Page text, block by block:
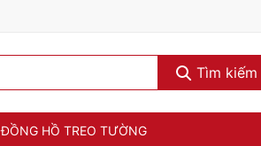
Tìm kiếm
ĐỒNG HỒ TREO TƯỜNG